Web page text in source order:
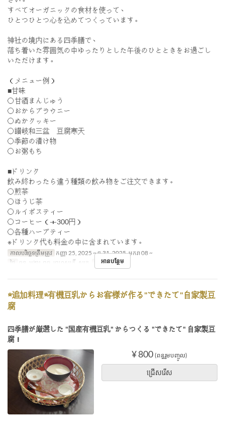
すべてオーガニックの食材を使って、
ひとつひとつ心を込めてつくっています。
神社の境内にある四季膳で、
落ち着いた雰囲気の中ゆったりとした午後のひとときをお過ごし
いただけます。
（メニュー例）
■甘味
〇甘酒まんじゅう
〇おからブラウニー
〇ぬかクッキー
〇讃岐和三盆 豆腐寒天
〇季節の漬け物
〇お粥もち
■ドリンク
飲み終わったら違う種類の飲み物をご注文できます。
〇煎茶
〇ほうじ茶
〇ルイボスティー
〇コーヒー（＋300円）
〇各種ハーブティー
※ドリンク代も料金の中に含まれています。
កាលបរិច្ឆេទត្រឹមត្រូវ កញ្ញា 25, 2025 ~ ធ្នូ 31, 2025, មករា 08 ~
ថ្ងៃ
ចន្ទ, អង្គារ, ពុធ, ព្រហស្បតិ៍, សុក្រ អាហារ ថ្ងៃត្រង់
អានបន្ថែម
☆追加料理☆有機豆乳からお客様が作る"できたて"自家製豆
腐
四季膳が厳選した "国産有機豆乳" からつくる "できたて" 自家製豆
腐！
¥ 800 (ពន្ធរួមបញ្ចូល)
ជ្រើសរើស